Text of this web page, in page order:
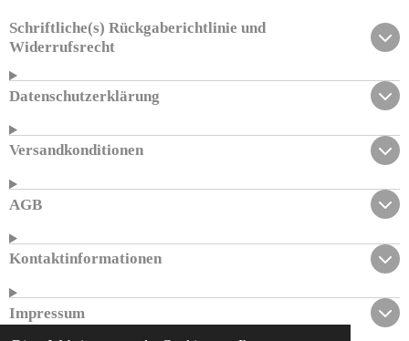
Schriftliche(s) Rückgaberichtlinie und
Widerrufsrecht
Datenschutzerklärung
Versandkonditionen
AGB
Kontaktinformationen
Impressum